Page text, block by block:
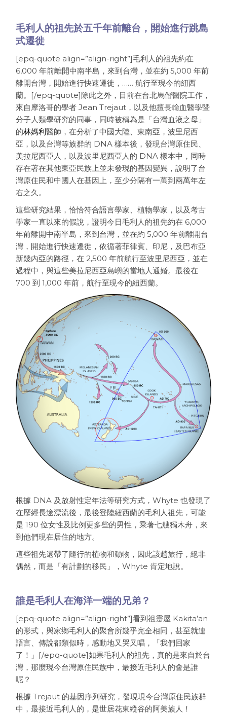
毛利人的祖先於五千年前離台，開始進行跳島
式遷徙
[epq-quote align=”align-right”]毛利人的祖先約在
6,000 年前離開中南半島，來到台灣，並在約 5,000 年前
離開台灣，開始進行快速遷徙，…… 航行至現今的紐西
蘭。[/epq-quote]除此之外，目前在台北馬偕醫院工作，
來自摩洛哥的學者 Jean Trejaut，以及他擅長輸血醫學暨
分子人類學研究的同事，同時被稱為是「台灣血液之母」
的林媽利醫師，在分析了中國大陸、東南亞，波里尼西
亞，以及台灣等族群的 DNA 樣本後，發現台灣原住民、
美拉尼西亞人，以及波里尼西亞人的 DNA 樣本中，同時
存在著在其他東亞民族上並未發現的基因變異，說明了台
灣原住民和中國人在基因上，至少分隔有一萬到兩萬年左
右之久。
這些研究結果，恰恰符合語言學家、植物學家，以及考古
學家一直以來的假說，證明今日毛利人的祖先約在 6,000
年前離開中南半島，來到台灣，並在約 5,000 年前離開台
灣，開始進行快速遷徙，依循著菲律賓、印尼，及巴布亞
新幾內亞的路徑，在 2,500 年前航行至波里尼西亞，並在
過程中，與這些美拉尼西亞島嶼的當地人通婚。最後在
700 到 1,000 年前，航行至現今的紐西蘭。
根據 DNA 及放射性定年法等研究方式，Whyte 也發現了
在歷經長途漂流後，最後登陸紐西蘭的毛利人祖先，可能
是 190 位女性及比例更多些的男性，乘著七艘獨木舟，來
到他們現在居住的地方。
這些祖先還帶了隨行的植物和動物，因此該趟旅行，絕非
偶然，而是「有計劃的移民」，Whyte 肯定地說。
誰是毛利人在海洋一端的兄弟？
[epq-quote align=”align-right”]看到祖靈屋 Kakita’an
的形式，與家鄉毛利人的聚會所幾乎完全相同，甚至就連
語言、傳說都類似時，感動地又哭又唱，「我們回家
了！」[/epq-quote]如果毛利人的祖先，真的是來自於台
灣，那麼現今台灣原住民族中，最接近毛利人的會是誰
呢？
根據 Trejaut 的基因序列研究，發現現今台灣原住民族群
中，最接近毛利人的，是世居花東縱谷的阿美族人！